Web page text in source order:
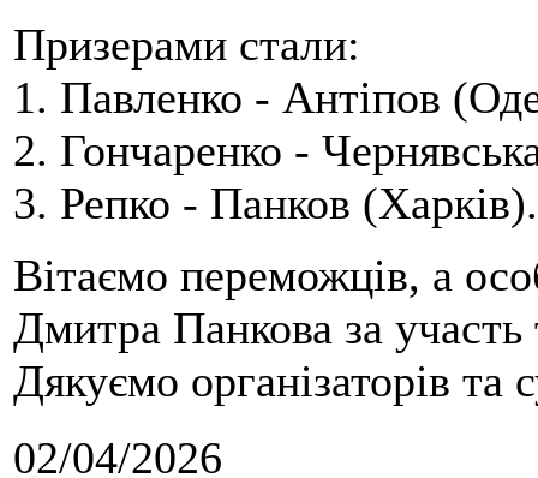
Призерами стали:
1. Павленко - Антіпов
2. Гончаренко -
3. Репко - Панков (Харків).
Вітаємо переможців, а
Дмитра Панкова за
Дякуємо організаторів та
02/04/2026